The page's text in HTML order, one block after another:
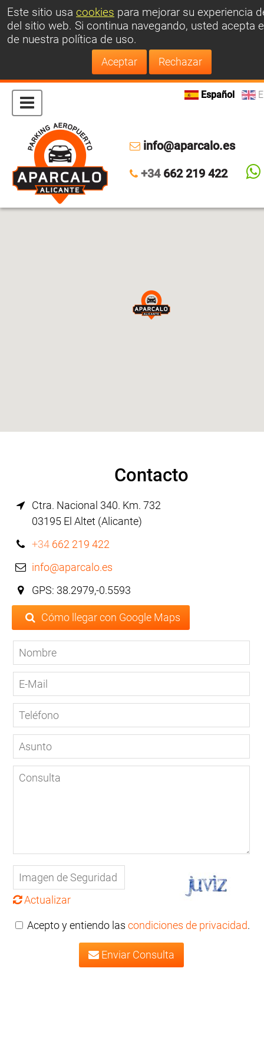
Este sitio usa cookies para mejorar su experiencia
del sitio web. Si continua navegando, usted acepta
de nuestra política de uso.
Español
info@aparcalo.es
+34662 219 422
Contacto
Ctra. Nacional 340. Km. 732
03195 El Altet (Alicante)
+34 662 219 422
info@aparcalo.es
GPS: 38.2979,-0.5593
Cómo llegar con Google Maps
Actualizar
Acepto y entiendo las condiciones de privacidad.
Enviar Consulta